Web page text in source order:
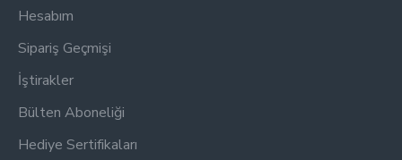
Hesabım
Sipariş Geçmişi
İştirakler
Bülten Aboneliği
Hediye Sertifikaları